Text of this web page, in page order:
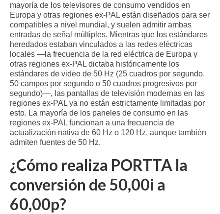
mayoría de los televisores de consumo vendidos en
Europa y otras regiones ex-PAL están diseñados para ser
compatibles a nivel mundial, y suelen admitir ambas
entradas de señal múltiples. Mientras que los estándares
heredados estaban vinculados a las redes eléctricas
locales —la frecuencia de la red eléctrica de Europa y
otras regiones ex-PAL dictaba históricamente los
estándares de video de 50 Hz (25 cuadros por segundo,
50 campos por segundo o 50 cuadros progresivos por
segundo)—, las pantallas de televisión modernas en las
regiones ex-PAL ya no están estrictamente limitadas por
esto. La mayoría de los paneles de consumo en las
regiones ex-PAL funcionan a una frecuencia de
actualización nativa de 60 Hz o 120 Hz, aunque también
admiten fuentes de 50 Hz.
¿Cómo realiza PORTTA la
conversión de 50,00i a
60,00p?